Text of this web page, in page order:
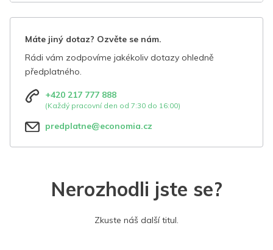
Máte jiný dotaz? Ozvěte se nám.
Rádi vám zodpovíme jakékoliv dotazy ohledně
předplatného.
+420 217 777 888
(Každý pracovní den od 7:30 do 16:00)
predplatne@economia.cz
Nerozhodli jste se?
Zkuste náš další titul.